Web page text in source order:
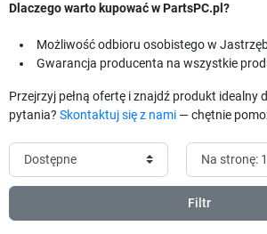
Dlaczego warto kupować w PartsPC.pl?
Możliwość odbioru osobistego w
Gwarancja producenta na wszystkie
Przejrzyj pełną ofertę i znajdź produkt idealny
pytania? Skontaktuj się z nami — chętnie
Filtr